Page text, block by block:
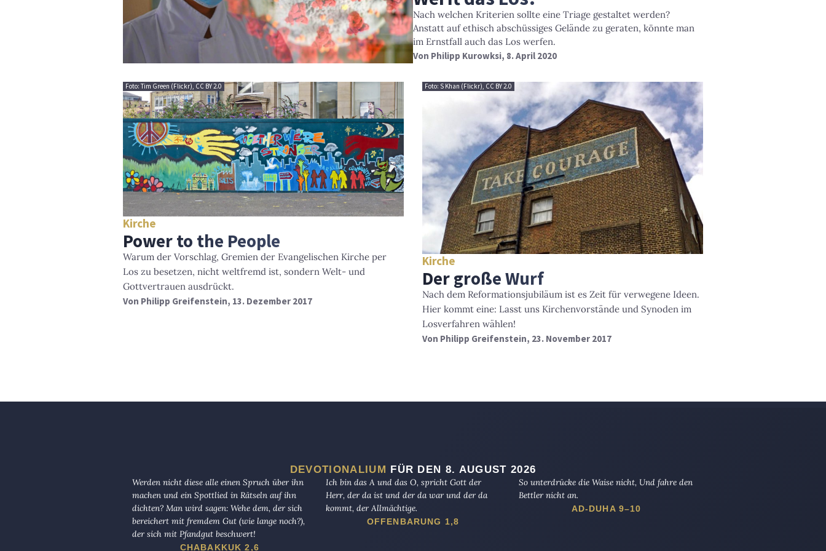
Nach welchen Kriterien sollte eine Triage gestaltet werden?
Anstatt auf ethisch abschüssiges Gelände zu geraten, könnte man
im Ernstfall auch das Los werfen.
Von Philipp Kurowksi, 8. April 2020
Foto: Tim Green (Flickr), CC BY 2.0
Kirche
Power to the People
Warum der Vorschlag, Gremien der Evangelischen Kirche per
Los zu besetzen, nicht weltfremd ist, sondern Welt- und
Gottvertrauen ausdrückt.
Von Philipp Greifenstein, 13. Dezember 2017
Foto: S Khan (Flickr), CC BY 2.0
Kirche
Der große Wurf
Nach dem Reformationsjubiläum ist es Zeit für verwegene Ideen.
Hier kommt eine: Lasst uns Kirchenvorstände und Synoden im
Losverfahren wählen!
Von Philipp Greifenstein, 23. November 2017
DEVOTIONALIUM FÜR DEN 8. AUGUST 2026
Werden nicht diese alle einen Spruch über ihn
machen und ein Spottlied in Rätseln auf ihn
dichten? Man wird sagen: Wehe dem, der sich
bereichert mit fremdem Gut (wie lange noch?),
der sich mit Pfandgut beschwert!
CHABAKKUK 2,6
Ich bin das A und das O, spricht Gott der
Herr, der da ist und der da war und der da
kommt, der Allmächtige.
OFFENBARUNG 1,8
So unterdrücke die Waise nicht, Und fahre den
Bettler nicht an.
AD-DUHA 9–10